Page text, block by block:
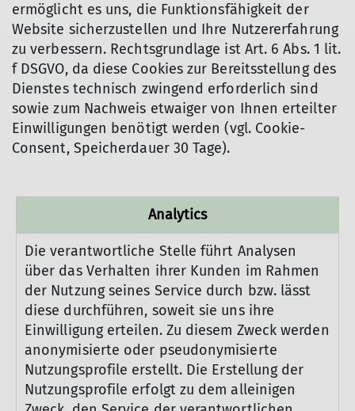
ermöglicht es uns, die Funktionsfähigkeit der
Website sicherzustellen und Ihre Nutzererfahrung
zu verbessern. Rechtsgrundlage ist Art. 6 Abs. 1 lit.
f DSGVO, da diese Cookies zur Bereitsstellung des
Dienstes technisch zwingend erforderlich sind
sowie zum Nachweis etwaiger von Ihnen erteilter
Einwilligungen benötigt werden (vgl. Cookie-
Consent, Speicherdauer 30 Tage).
Analytics
Die verantwortliche Stelle führt Analysen
über das Verhalten ihrer Kunden im Rahmen
der Nutzung seines Service durch bzw. lässt
diese durchführen, soweit sie uns ihre
Einwilligung erteilen. Zu diesem Zweck werden
anonymisierte oder pseudonymisierte
Nutzungsprofile erstellt. Die Erstellung der
Nutzungsprofile erfolgt zu dem alleinigen